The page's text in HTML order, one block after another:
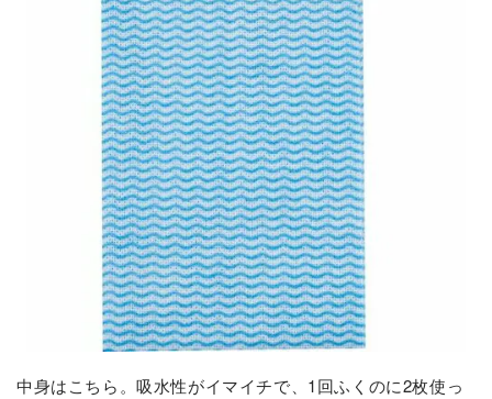
中身はこちら。吸水性がイマイチで、1回ふくのに2枚使っ